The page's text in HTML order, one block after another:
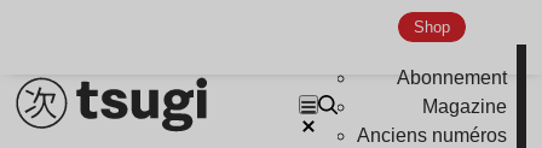
Shop
Abonnement
Magazine
Anciens numéros